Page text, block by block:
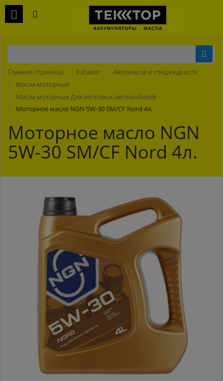
Главная страница Каталог
Автомасла и спецжидкости
Масла моторные
Масла моторные Для легковых автомобилей
Моторное масло NGN 5W-30 SM/CF Nord 4л.
Моторное масло NGN
5W-30 SM/CF Nord 4л.